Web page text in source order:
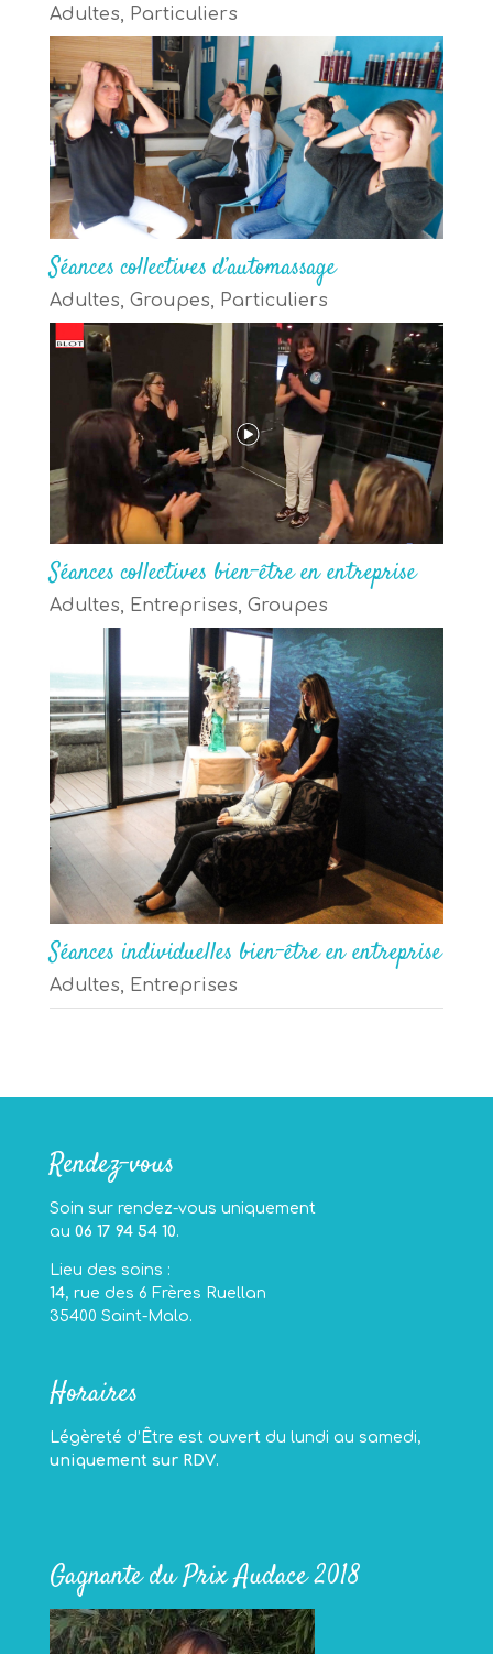
Adultes, Particuliers
Séances collectives d’automassage
Adultes, Groupes, Particuliers
Séances collectives bien-être en entreprise
Adultes, Entreprises, Groupes
Séances individuelles bien-être en entreprise
Adultes, Entreprises
Rendez-vous
Soin sur rendez-vous uniquement
au 06 17 94 54 10.
Lieu des soins :
14, rue des 6 Frères Ruellan
35400 Saint-Malo.
Horaires
Légèreté d’Être est ouvert du lundi au samedi,
uniquement sur RDV.
Gagnante du Prix Audace 2018